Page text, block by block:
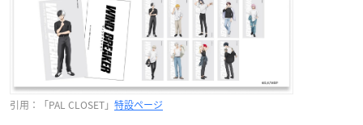
引用：「PAL CLOSET」 特設ページ